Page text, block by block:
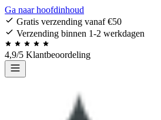
Ga naar hoofdinhoud
Gratis verzending vanaf €50
Verzending binnen 1-2 werkdagen
4,9/5 Klantbeoordeling